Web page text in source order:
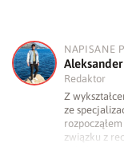
A
NAPISANE
Redaktor
Z
ze
związku z